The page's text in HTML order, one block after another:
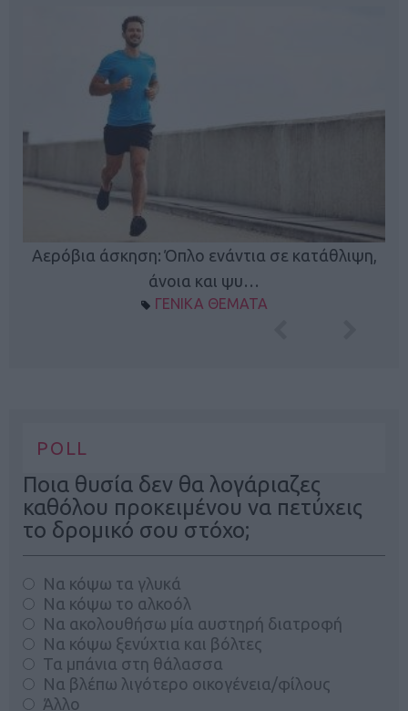
Αερόβια άσκηση: Όπλο ενάντια σε κατάθλιψη,
άνοια και ψυ…
ΓΕΝΙΚΑ ΘΕΜΑΤΑ
POLL
Ποια θυσία δεν θα λογάριαζες
καθόλου προκειμένου να πετύχεις
το δρομικό σου στόχο;
Να κόψω τα γλυκά
Να κόψω το αλκοόλ
Να ακολουθήσω μία αυστηρή διατροφή
Να κόψω ξενύχτια και βόλτες
Τα μπάνια στη θάλασσα
Να βλέπω λιγότερο οικογένεια/φίλους
Άλλο